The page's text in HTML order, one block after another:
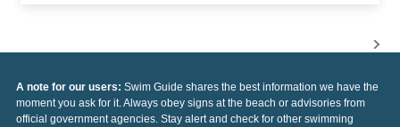
A note for our users: Swim Guide shares the best information we have the
moment you ask for it. Always obey signs at the beach or advisories from
official government agencies. Stay alert and check for other swimming